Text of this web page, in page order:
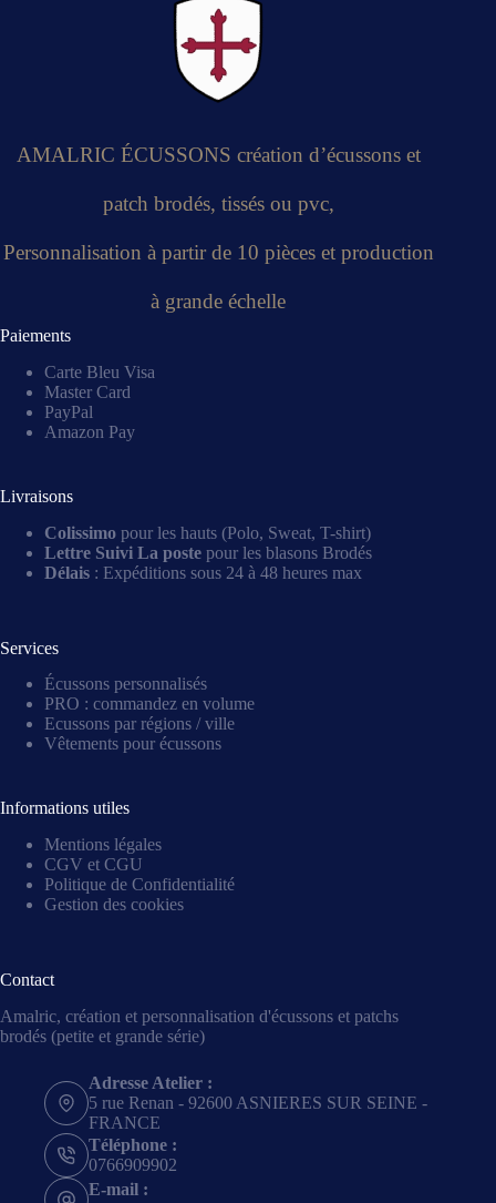
AMALRIC ÉCUSSONS création d’écussons et
patch brodés, tissés ou pvc,
Personnalisation à partir de 10 pièces et production
à grande échelle
Paiements
Carte Bleu Visa
Master Card
PayPal
Amazon Pay
Livraisons
Colissimo pour les hauts (Polo, Sweat, T-shirt)
Lettre Suivi La poste pour les blasons Brodés
Délais : Expéditions sous 24 à 48 heures max
Services
Écussons personnalisés
PRO : commandez en volume
Ecussons par régions / ville
Vêtements pour écussons
Informations utiles
Mentions légales
CGV et CGU
Politique de Confidentialité
Gestion des cookies
Contact
Amalric, création et personnalisation d'écussons et patchs
brodés (petite et grande série)
Adresse Atelier :
5 rue Renan - 92600 ASNIERES SUR SEINE -
FRANCE
Téléphone :
0766909902
E-mail :